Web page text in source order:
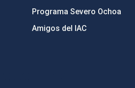
Programa Severo Ochoa
Amigos del IAC